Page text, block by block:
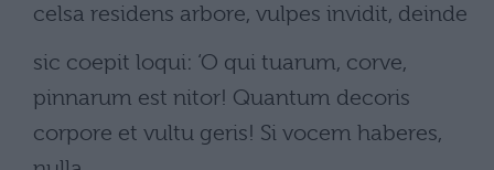
celsa residens arbore, vulpes invidit, deinde
sic coepit loqui: ‘O qui tuarum, corve,
pinnarum est nitor! Quantum decoris
corpore et vultu geris! Si vocem haberes,